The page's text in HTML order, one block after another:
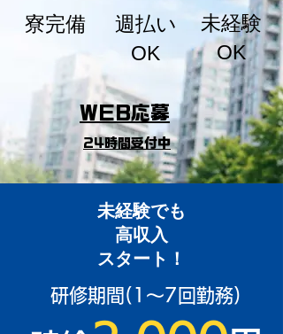
​未経験
OK
週払い
OK
​寮完備
WEB応募
24時間受付中
未経験でも
高収入
​スタート！
​研修期間(1～7回勤務)